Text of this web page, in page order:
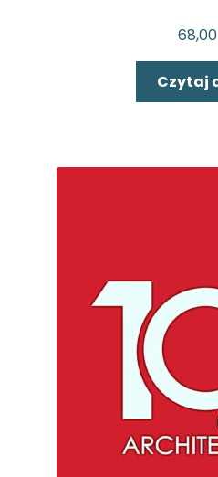
68,00
Czytaj